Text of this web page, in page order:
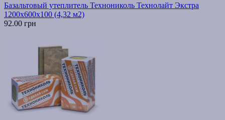
Базальтовый утеплитель Технониколь Технолайт Экстра
1200х600х100 (4,32 м2)
92.00 грн